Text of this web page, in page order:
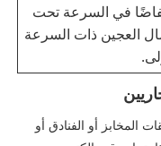
في السرعة تحت
العجين ذات السرعة
المخابز أو الفنادق أو